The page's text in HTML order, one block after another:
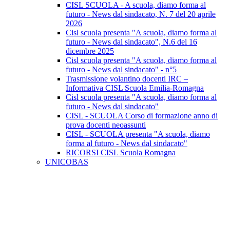
CISL SCUOLA - A scuola, diamo forma al
futuro - News dal sindacato, N. 7 del 20 aprile
2026
Cisl scuola presenta "A scuola, diamo forma al
futuro - News dal sindacato", N.6 del 16
dicembre 2025
Cisl scuola presenta "A scuola, diamo forma al
futuro - News dal sindacato" - n°5
Trasmissione volantino docenti IRC –
Informativa CISL Scuola Emilia-Romagna
Cisl scuola presenta "A scuola, diamo forma al
futuro - News dal sindacato"
CISL - SCUOLA Corso di formazione anno di
prova docenti neoassunti
CISL - SCUOLA presenta "A scuola, diamo
forma al futuro - News dal sindacato"
RICORSI CISL Scuola Romagna
UNICOBAS